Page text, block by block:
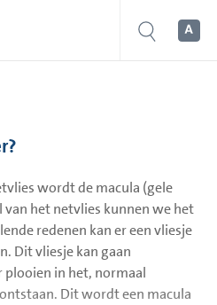
wordt de macula (gele
het netvlies kunnen we het
redenen kan er een vliesje
Dit vliesje kan gaan
in het, normaal
Dit wordt een macula